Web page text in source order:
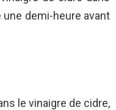
une demi-heure avant
le vinaigre de cidre,